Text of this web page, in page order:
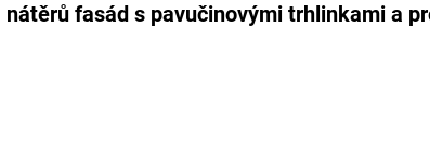
fasád s pavučinovými trhlinkami a